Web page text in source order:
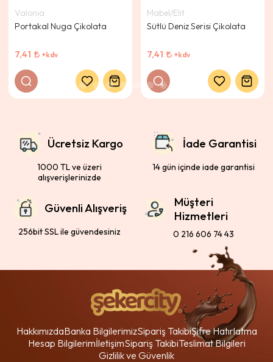
Valonia
Portakal Nuga Çikolata
7,41 +kdv
Mabel/Elit
Sütlü Deniz Serisi Çikolata
7,41 +kdv
Ücretsiz Kargo
1000 TL ve üzeri
alışverişlerinizde
İade Garantisi
14 gün içinde iade garantisi
Güvenli Alışveriş
256bit SSL ile güvendesiniz
Müşteri
Hizmetleri
0 216 606 74 43
HakkımızdaBanka BilgilerimizSipariş TakibiŞifre Hatırlatma
Hesap BilgilerimİletişimSipariş TakibiTeslimat Bilgileri
Gizlilik ve Güvenlik